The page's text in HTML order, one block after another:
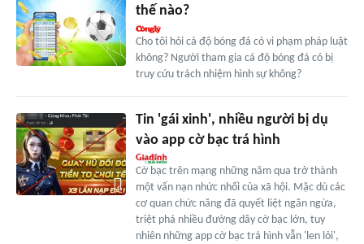
thế nào?
Cho tôi hỏi cá độ bóng đá có vi phạm pháp luật
không? Người tham gia cá độ bóng đá có bị
truy cứu trách nhiệm hình sự không?
Tin 'gái xinh', nhiều người bị dụ
vào app cờ bạc trá hình
Cờ bạc trên mạng những năm qua trở thành
một vấn nạn nhức nhối của xã hội. Mặc dù các
cơ quan chức năng đã quyết liệt ngăn ngừa,
triệt phá nhiều đường dây cờ bạc lớn, tuy
nhiên những app cờ bạc trá hình vẫn 'len lỏi',